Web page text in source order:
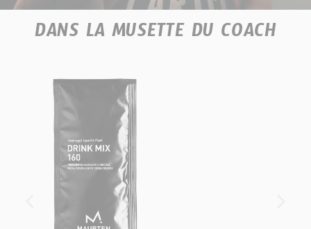
DANS LA MUSETTE DU COACH